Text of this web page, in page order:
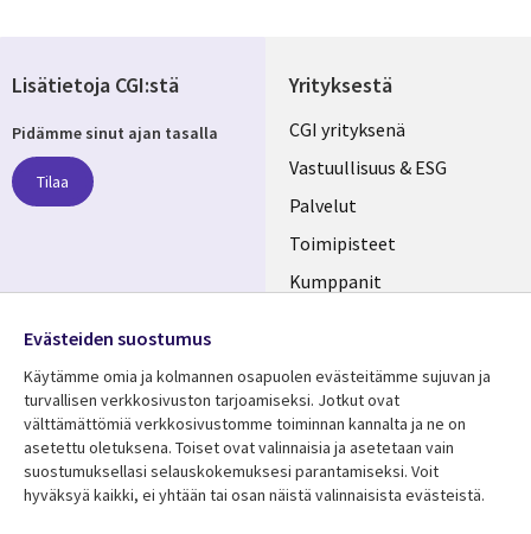
Yrityksestä
Useful
links
FINLAND
CGI yrityksenä
Vastuullisuus & ESG
Palvelut
Toimipisteet
Kumppanit
Resurssikeskus
Library
Asiakastarinat
Lisätietoa
Legal
Tietosuoja
Lisätietoja CGI:stä
Pidämme sinut ajan tasalla
Tilaa
Media
FINLAND
Evästeiden suostumus
Käytämme omia ja kolmannen osapuolen evästeitämme sujuvan ja
turvallisen verkkosivuston tarjoamiseksi. Jotkut ovat
välttämättömiä verkkosivustomme toiminnan kannalta ja ne on
asetettu oletuksena. Toiset ovat valinnaisia ​​ja asetetaan vain
suostumuksellasi selauskokemuksesi parantamiseksi. Voit
hyväksyä kaikki, ei yhtään tai osan näistä valinnaisista evästeistä.